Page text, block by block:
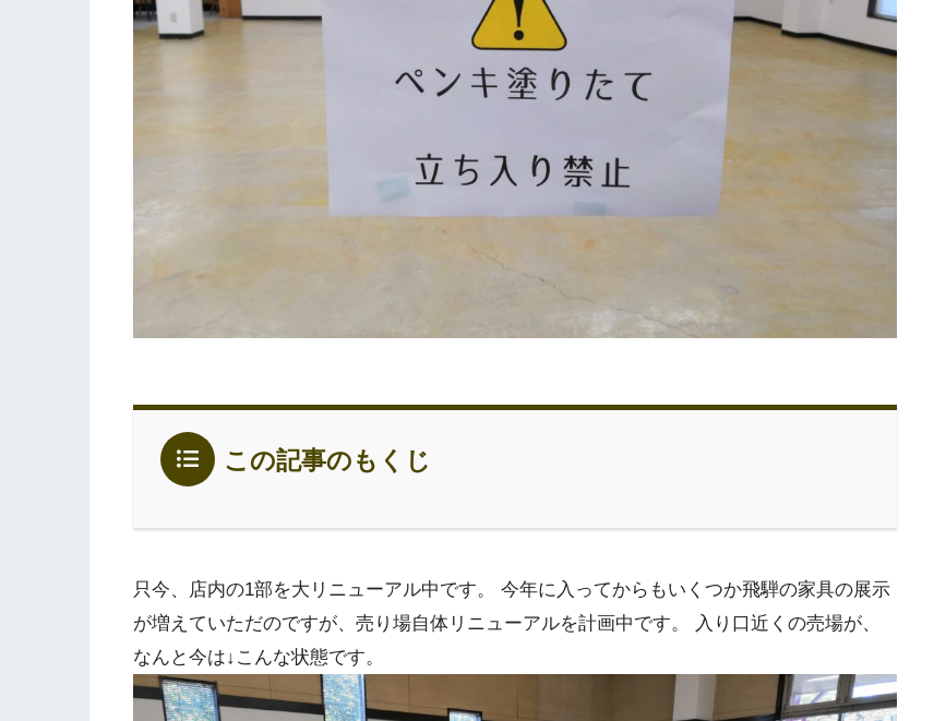
この記事のもくじ
只今、店内の1部を大リニューアル中です。 今年に入ってからもいくつか飛騨の家具の展示
が増えていただのですが、売り場自体リニューアルを計画中です。 入り口近くの売場が、
なんと今は↓こんな状態です。